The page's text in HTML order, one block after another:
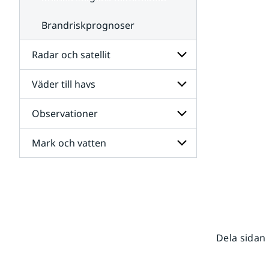
Brandriskprognoser
Radar och satellit
Undersidor
för
Radar
och
satellit
Väder till havs
Undersidor
för
Väder
till
havs
Observationer
Undersidor
för
Mark och vatten
Dela sidan